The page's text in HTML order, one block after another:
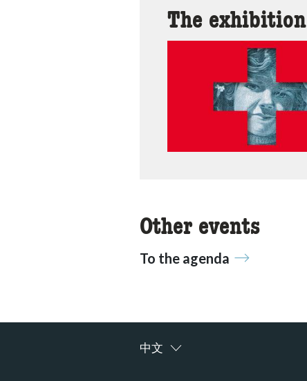
The exhibition
Other events
To the agenda
中文